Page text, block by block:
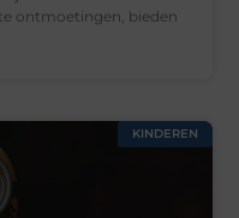
ontmoetingen, bieden
KINDEREN